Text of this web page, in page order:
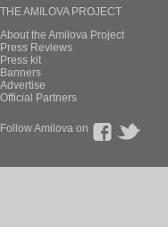
THE AMILOVA PROJECT
About the Amilova Project
Press Reviews
Press kit
Banners
Advertise
Official Partners
Follow Amilova on